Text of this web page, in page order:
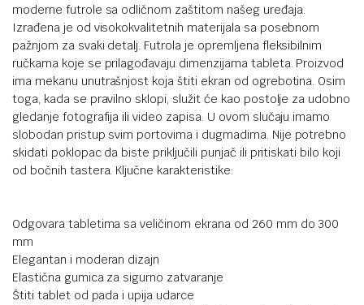
moderne futrole sa odličnom zaštitom našeg uređaja.
Izrađena je od visokokvalitetnih materijala sa posebnom
pažnjom za svaki detalj. Futrola je opremljena fleksibilnim
ručkama koje se prilagođavaju dimenzijama tableta. Proizvod
ima mekanu unutrašnjost koja štiti ekran od ogrebotina. Osim
toga, kada se pravilno sklopi, služit će kao postolje za udobno
gledanje fotografija ili video zapisa. U ovom slučaju imamo
slobodan pristup svim portovima i dugmadima. Nije potrebno
skidati poklopac da biste priključili punjač ili pritiskati bilo koji
od bočnih tastera. Ključne karakteristike:
Odgovara tabletima sa veličinom ekrana od 260 mm do 300
mm
Elegantan i moderan dizajn
Elastična gumica za sigurno zatvaranje
Štiti tablet od pada i upija udarce